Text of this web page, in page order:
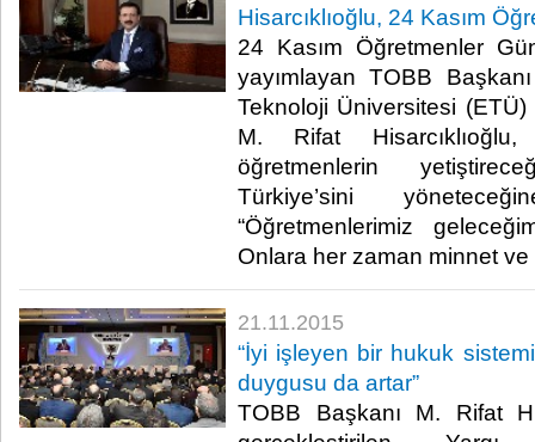
Hisarcıklıoğlu, 24 Kasım
24 Kasım Öğretmenler
yayımlayan TOBB
Teknoloji Üniversitesi
M. Rifat
öğretmenlerin
Türkiye’sini
“Öğretmenlerimiz
Onlara her zaman minnet
21.11.2015
“İyi işleyen bir hukuk
duygusu da artar”
TOBB Başkanı M. Rifat